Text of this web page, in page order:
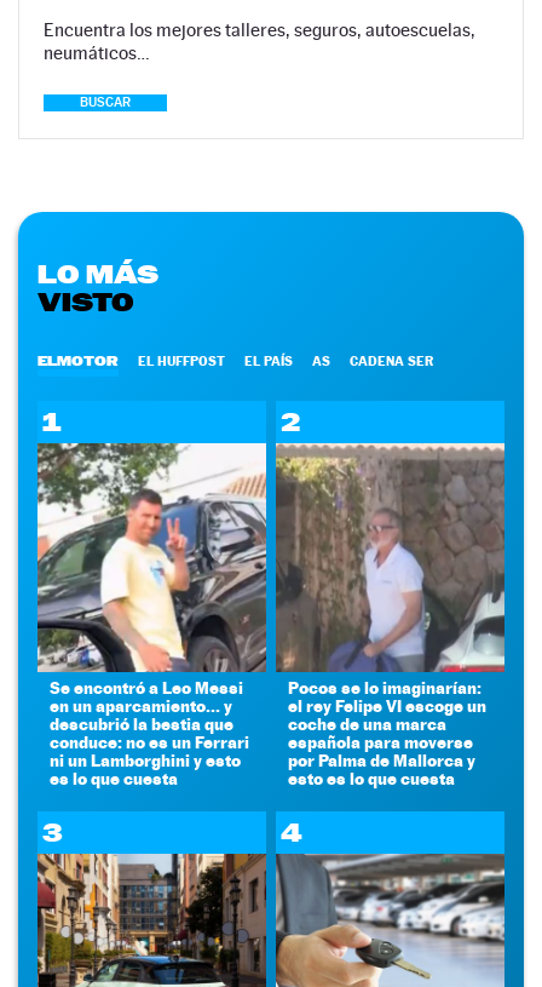
Encuentra los mejores talleres, seguros, autoescuelas,
neumáticos…
BUSCAR
LO MÁS
VISTO
ELMOTOR EL HUFFPOST EL PAÍS AS CADENA SER
1
Se encontró a Leo Messi
en un aparcamiento... y
descubrió la bestia que
conduce: no es un Ferrari
ni un Lamborghini y esto
es lo que cuesta
2
Pocos se lo imaginarían:
el rey Felipe VI escoge un
coche de una marca
española para moverse
por Palma de Mallorca y
esto es lo que cuesta
3 4